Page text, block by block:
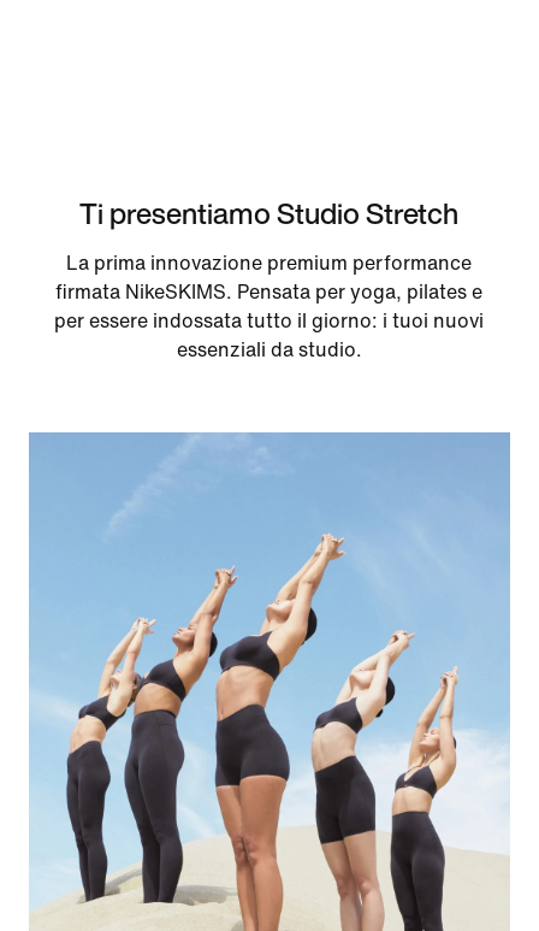
Ti presentiamo Studio Stretch
La prima innovazione premium performance
firmata NikeSKIMS. Pensata per yoga, pilates e
per essere indossata tutto il giorno: i tuoi nuovi
essenziali da studio.